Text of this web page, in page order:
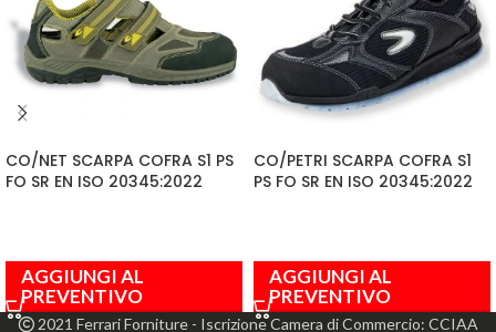
CO/NET SCARPA COFRA S1 PS
FO SR EN ISO 20345:2022
AGGIUNGI AL
PREVENTIVO
CO/PETRI SCARPA COFRA S1
PS FO SR EN ISO 20345:2022
AGGIUNGI AL
PREVENTIVO
2021 Ferrari Forniture - Iscrizione Camera di Commercio: CCIAA